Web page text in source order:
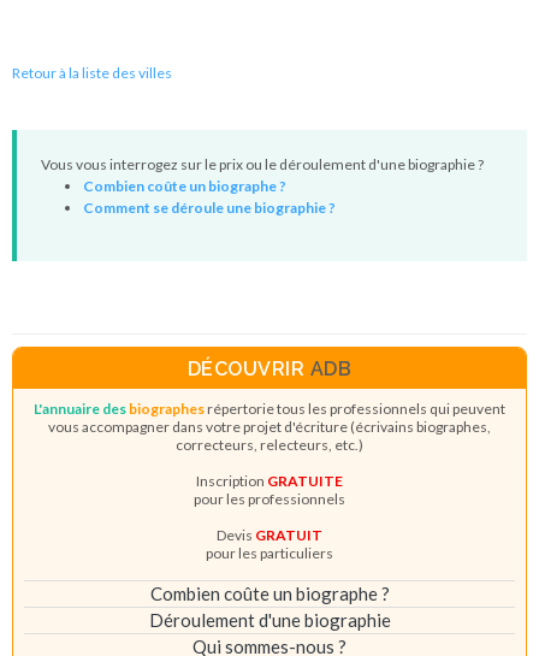
Retour à la liste des villes
Vous vous interrogez sur le prix ou le déroulement d'une biographie ?
Combien coûte un biographe ?
Comment se déroule une biographie ?
DÉCOUVRIR ADB
L'annuaire des biographesrépertorie tous les professionnels qui peuvent
vous accompagner dans votre projet d'écriture (écrivains biographes,
correcteurs, relecteurs, etc.)
Inscription GRATUITE
pour les professionnels
Devis GRATUIT
pour les particuliers
Combien coûte un biographe ?
Déroulement d'une biographie
Qui sommes-nous ?